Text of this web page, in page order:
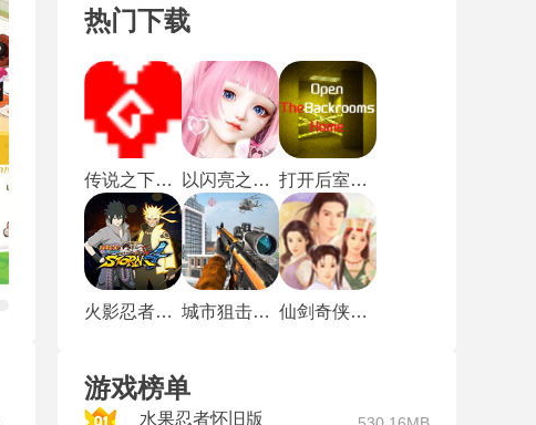
热门下载
传说之下沃玛战 以闪亮之名新马服 打开后室归宿
火影忍者究极风暴4手机版 城市狙击行动 仙剑奇侠传1重制版
游戏榜单
水果忍者怀旧版